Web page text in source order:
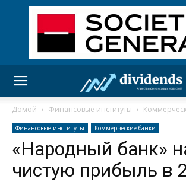
Домой Финансовые институты
Финансовые институты Коммерческие банки
«Народный банк»
чистую прибыль в